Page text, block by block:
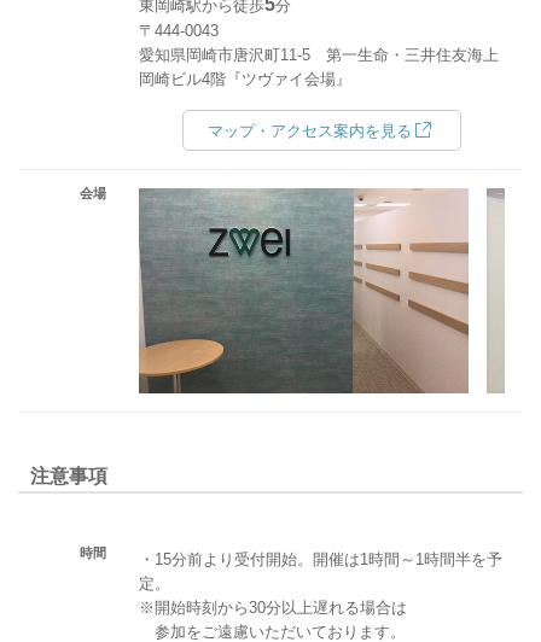
東岡崎駅から徒歩 分
〒444-0043
愛知県岡崎市唐沢町11-5 第一生命・三井住友海上
岡崎ビル4階『ツヴァイ会場』
マップ・アクセス案内を見る
会場
注意事項
時間
・15分前より受付開始。開催は1時間～1時間半を予
定。
※開始時刻から30分以上遅れる場合は
参加をご遠慮いただいております。